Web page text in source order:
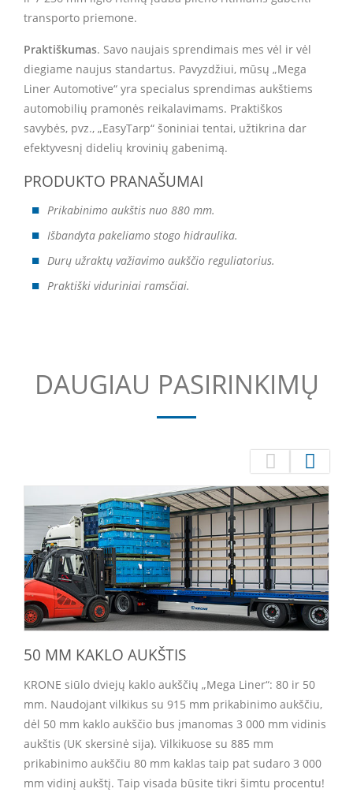
transporto priemone.
Praktiškumas. Savo naujais sprendimais mes vėl ir vėl
diegiame naujus standartus. Pavyzdžiui, mūsų „Mega
Liner Automotive“ yra specialus sprendimas aukštiems
automobilių pramonės reikalavimams. Praktiškos
savybės, pvz., „EasyTarp“ šoniniai tentai, užtikrina dar
efektyvesnį didelių krovinių gabenimą.
PRODUKTO PRANAŠUMAI
Prikabinimo aukštis nuo 880 mm.
Išbandyta pakeliamo stogo hidraulika.
Durų užraktų važiavimo aukščio reguliatorius.
Praktiški viduriniai ramsčiai.
DAUGIAU PASIRINKIMŲ
50 MM KAKLO AUKŠTIS
KRONE siūlo dviejų kaklo aukščių „Mega Liner“: 80 ir 50
mm. Naudojant vilkikus su 915 mm prikabinimo aukščiu,
dėl 50 mm kaklo aukščio bus įmanomas 3 000 mm vidinis
aukštis (UK skersinė sija). Vilkikuose su 885 mm
prikabinimo aukščiu 80 mm kaklas taip pat sudaro 3 000
mm vidinį aukštį. Taip visada būsite tikri šimtu procentu!